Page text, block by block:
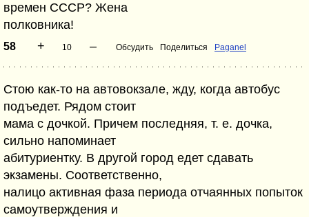
времен СССР? Жена
полковника!
58 + 10 – Обсудить Поделиться Paganel
Стою как-то на автовокзале, жду, когда автобус
подъедет. Рядом стоит
мама с дочкой. Причем последняя, т. е. дочка,
сильно напоминает
абитуриентку. В другой город едет сдавать
экзамены. Соответственно,
налицо активная фаза периода отчаянных попыток
самоутверждения и